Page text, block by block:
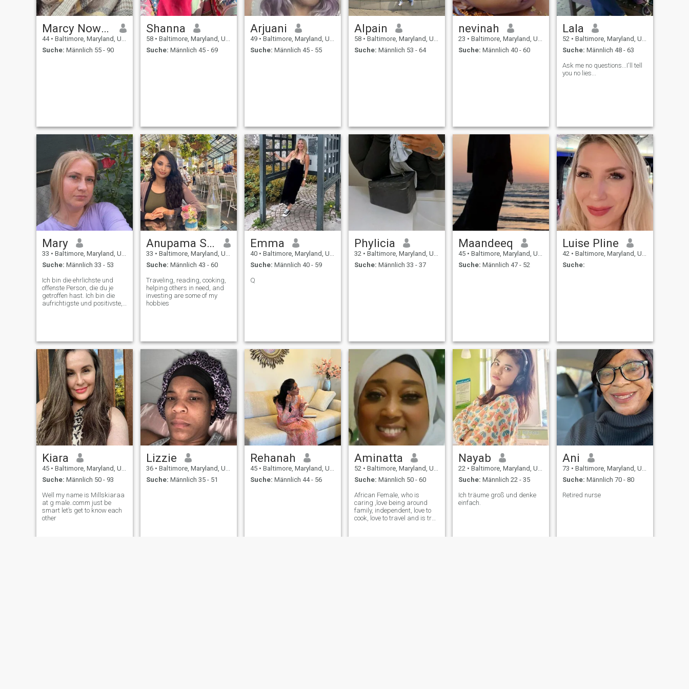
Marcy Nowak
44 • Baltimore, Maryland, USA
Suche: Männlich 55 - 90
Shanna
58 • Baltimore, Maryland, USA
Suche: Männlich 45 - 69
Arjuani
49 • Baltimore, Maryland, USA
Suche: Männlich 45 - 55
Alpain
58 • Baltimore, Maryland, USA
Suche: Männlich 53 - 64
nevinah
23 • Baltimore, Maryland, USA
Suche: Männlich 40 - 60
Lala
52 • Baltimore, Maryland, USA
Suche: Männlich 48 - 63
Ask me no questions...I'll tell
you no lies...
Mary
33 • Baltimore, Maryland, USA
Suche: Männlich 33 - 53
Ich bin die ehrlichste und
offenste Person, die du je
getroffen hast. Ich bin die
aufrichtigste und positivste,
eine harmonische Beziehung
zu schaffen! Mein Herz ist
voller Emotionen, die ich teilen
möchte. Ich glaube, wir
machen selbst Glück! Meine
Natur ist optimistisch,
zärtlich und freudig! Ich lebe
positiv und versuche immer,
ein Lächeln auf den Lippen
zu halten.
Anupama Shah
33 • Baltimore, Maryland, USA
Suche: Männlich 43 - 60
Traveling, reading, cooking,
helping others in need, and
investing are some of my
hobbies
Emma
40 • Baltimore, Maryland, USA
Suche: Männlich 40 - 59
Q
Phylicia
32 • Baltimore, Maryland, USA
Suche: Männlich 33 - 37
Maandeeq
45 • Baltimore, Maryland, USA
Suche: Männlich 47 - 52
Luise Pline
42 • Baltimore, Maryland, USA
Suche:
Kiara
45 • Baltimore, Maryland, USA
Suche: Männlich 50 - 93
Well my name is Millskiaraa
at g male..comm just be
smart let’s get to know each
other
Lizzie
36 • Baltimore, Maryland, USA
Suche: Männlich 35 - 51
Rehanah
45 • Baltimore, Maryland, USA
Suche: Männlich 44 - 56
Aminatta
52 • Baltimore, Maryland, USA
Suche: Männlich 50 - 60
African Female, who is
caring ,love being around
family, independent, love to
cook, love to travel and is true
Nayab
22 • Baltimore, Maryland, USA
Suche: Männlich 22 - 35
Ich träume groß und denke
einfach.
Ani
73 • Baltimore, Maryland, USA
Suche: Männlich 70 - 80
Retired nurse